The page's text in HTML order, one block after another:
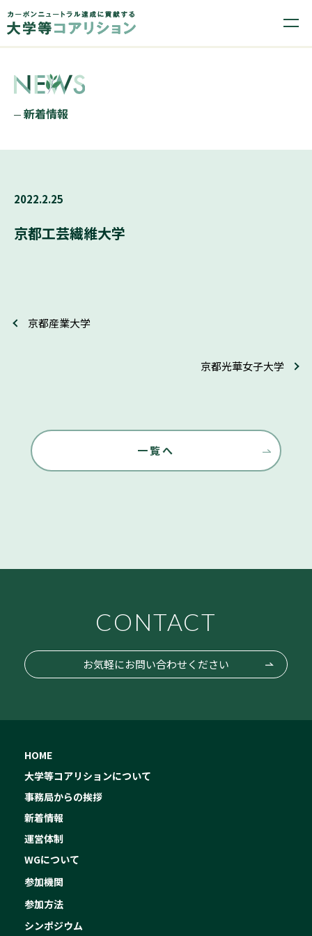
新着情報
2022.2.25
京都工芸繊維大学
京都産業大学
京都光華女子大学
一覧へ
CONTACT
お気軽にお問い合わせください
HOME
大学等コアリションについて
事務局からの挨拶
新着情報
運営体制
WGについて
参加機関
参加方法
シンポジウム